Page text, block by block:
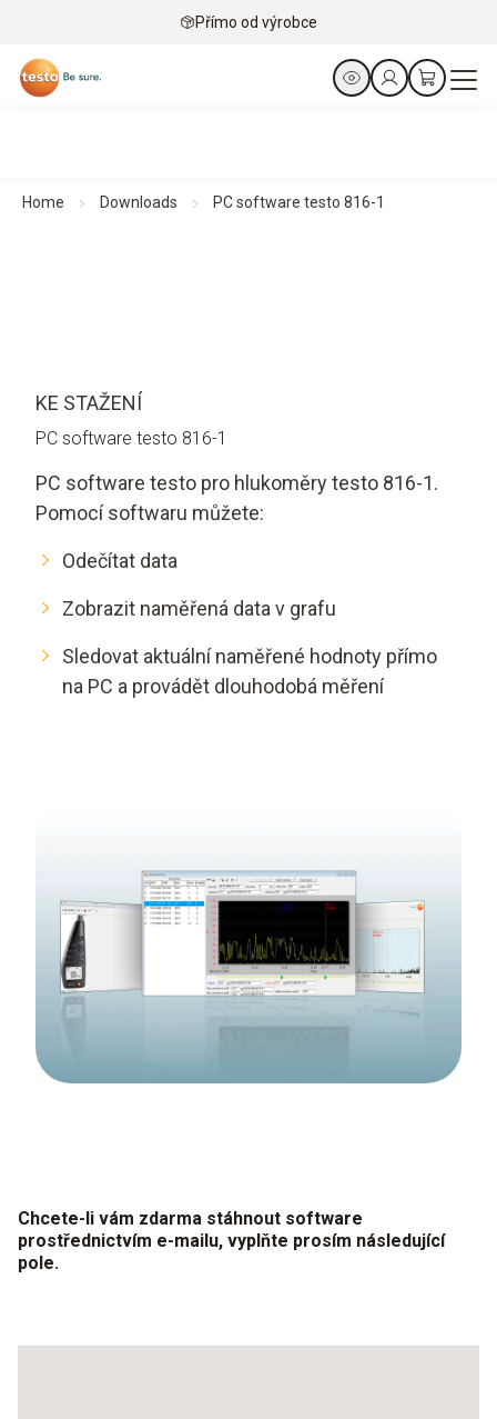
Přímo od výrobce
Home Downloads PC software testo 816-1
KE STAŽENÍ
PC software testo 816-1
PC software testo pro hlukoměry testo 816-1.
Pomocí softwaru můžete:
Odečítat data
Zobrazit naměřená data v grafu
Sledovat aktuální naměřené hodnoty přímo
na PC a provádět dlouhodobá měření
Chcete-li vám zdarma stáhnout software
prostřednictvím e-mailu, vyplňte prosím následující
pole.